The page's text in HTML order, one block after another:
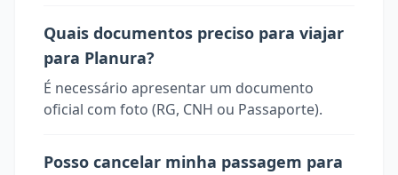
Quais documentos preciso para viajar
para Planura?
É necessário apresentar um documento
oficial com foto (RG, CNH ou Passaporte).
Posso cancelar minha passagem para